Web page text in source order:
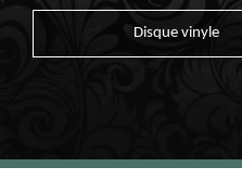
Disque vinyle